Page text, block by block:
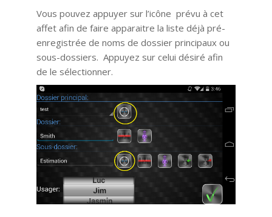
Vous pouvez appuyer sur l’icône prévu à cet
affet afin de faire apparaitre la liste déjà pré-
enregistrée de noms de dossier principaux ou
sous-dossiers. Appuyez sur celui désiré afin
de le sélectionner.